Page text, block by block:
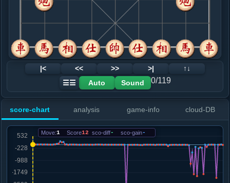
10. 炮七平三
红+151
马四进五
.....卒１进１
红+174
砲８进５
红+9
兵三进一
.....卒１进１
红+19
12. 马九退七
黑+9
兵三进一
红+10
砲８进４
13. 马四进五
红+8
.....马７退８
红+6
15. 兵五进一
黑+1
马七进六
.....士６进５
16. 车六进二
|< << >> >|
↑↓
☰☰
Auto Sound 0/119
score-chart analysis game-info cloud-DB
Move:1 Score12 sco-diff- sco-gain-